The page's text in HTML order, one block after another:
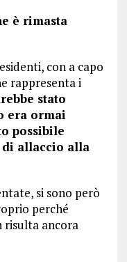
è rimasta
con a capo
rappresenta i
stato
era ormai
possibile
di allaccio alla
si sono però
perché
risulta ancora